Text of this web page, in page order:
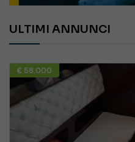
ULTIMI ANNUNCI
€ 58.000